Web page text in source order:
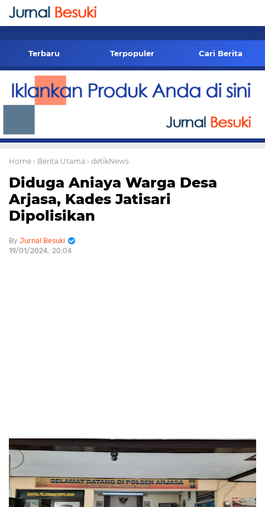
-->
Terbaru Terpopuler Cari Berita
Home › Berita Utama › detikNews
Diduga Aniaya Warga Desa
Arjasa, Kades Jatisari
Dipolisikan
Jurnal Besuki
19/01/2024 20:04